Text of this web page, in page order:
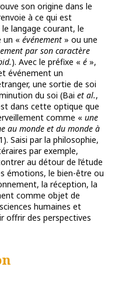
son origine dans le
à ce qui est
le langage courant, le
un « événement » ou une
par son caractère
). Avec le préfixe « é »,
événement un
une sortie de soi
du soi (Bai et al.,
dans cette optique que
comme « une
au monde et du monde à
Saisi par la philosophie,
par exemple,
au détour de l’étude
émotions, le bien-être ou
la réception, la
comme objet de
humaines et
offrir des perspectives